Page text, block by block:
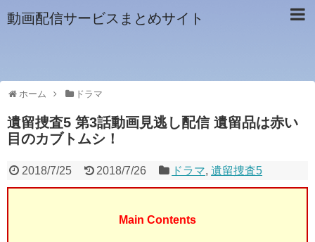
動画配信サービスまとめサイト
ホーム ドラマ
遺留捜査5 第3話動画見逃し配信 遺留品は赤い
目のカブトムシ！
2018/7/25 2018/7/26 ドラマ,遺留捜査5
Main Contents